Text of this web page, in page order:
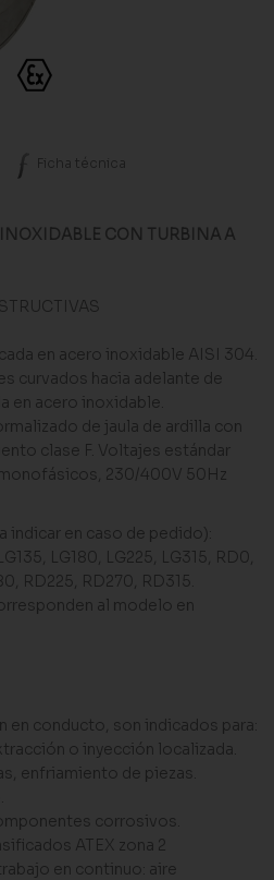
Ficha técnica
CON TURBINA A
en acero inoxidable AISI 304.
curvados hacia adelante de
en acero inoxidable.
de jaula de ardilla con
clase F. Voltajes estándar
230/400V 50Hz
indicar en caso de pedido):
LG180, LG225, LG315, RD0,
RD225, RD270, RD315.
al modelo en
en conducto, son indicados para:
o inyección localizada.
enfriamiento de piezas.
corrosivos.
ATEX zona 2
en continuo: aire